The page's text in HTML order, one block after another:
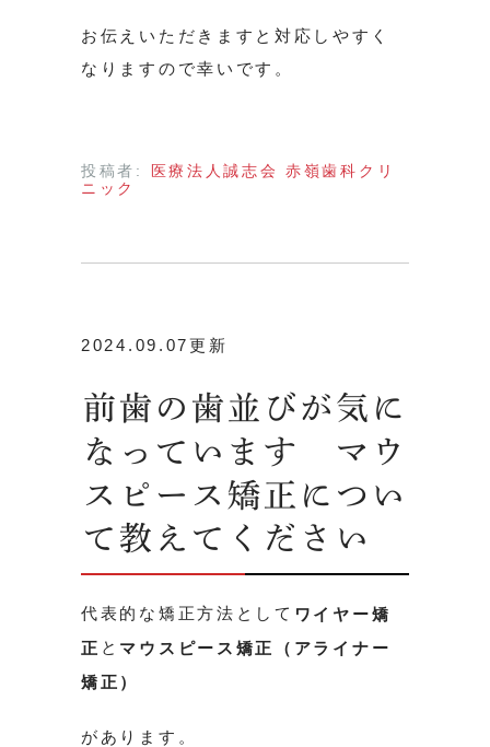
お伝えいただきますと対応しやすく
なりますので幸いです。
投稿者:
医療法人誠志会 赤嶺歯科クリ
ニック
2024.09.07更新
前歯の歯並びが気に
なっています マウ
スピース矯正につい
て教えてください
代表的な矯正方法として ワイヤー矯
正 と マウスピース矯正（アライナー
矯正）
があります。